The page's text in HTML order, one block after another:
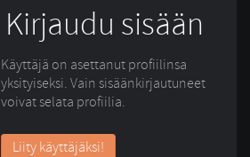
Kirjaudu sisään
Käyttäjä on asettanut profiilinsa
yksityiseksi. Vain sisäänkirjautuneet
voivat selata profiilia.
Liity käyttäjäksi!